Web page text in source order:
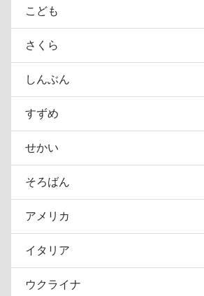
こども
さくら
しんぶん
すずめ
せかい
そろばん
アメリカ
イタリア
ウクライナ